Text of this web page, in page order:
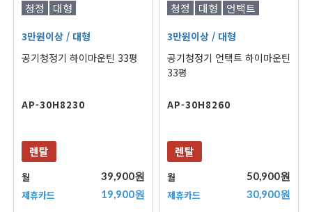
청정 대형
3만원이상 / 대형
공기청정기 하이마운틴 33평
AP-30H8230
렌탈
월 39,900원
제휴카드 19,900원
청정 대형 언택트
3만원이상 / 대형
공기청정기 언택트 하이마운틴
33평
AP-30H8260
렌탈
월 50,900원
제휴카드 30,900원